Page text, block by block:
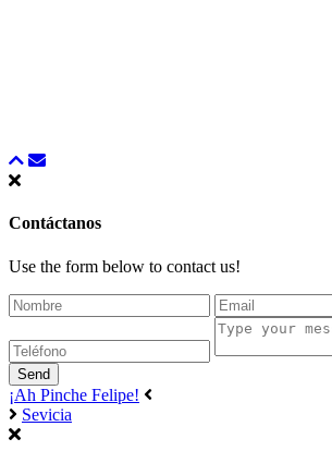
Contáctanos
Use the form below to contact us!
Send
¡Ah Pinche Felipe!
Sevicia